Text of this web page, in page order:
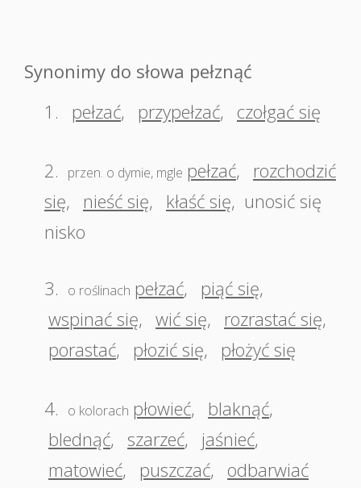
Synonimy do słowa pełznąć
1.
pełzać, przypełzać, czołgać się
2. przen. o dymie, mgle pełzać,
rozchodzić
się, nieść się, kłaść się, unosić się
nisko
3. o roślinach pełzać, piąć się,
wspinać się, wić się, rozrastać się,
porastać, płozić się, płożyć się
4. o kolorach płowieć, blaknąć,
blednąć, szarzeć, jaśnieć,
matowieć, puszczać, odbarwiać